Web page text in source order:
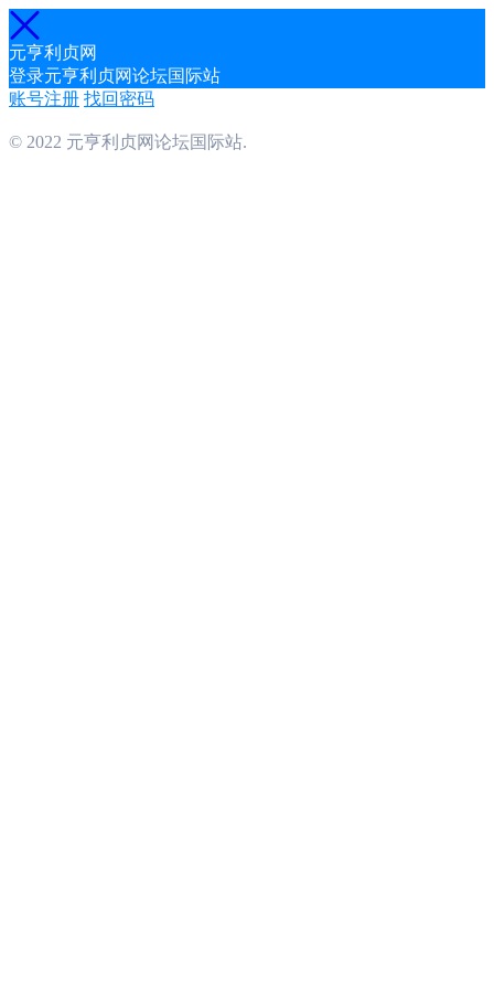
元亨利贞网
登录元亨利贞网论坛国际站
账号注册 找回密码
© 2022 元亨利贞网论坛国际站.